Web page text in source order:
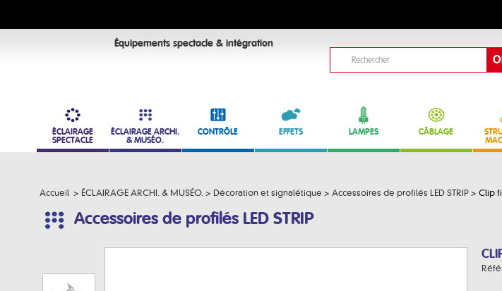
Équipements spectacle & intégration
ÉCLAIRAGE
SPECTACLE
ÉCLAIRAGE ARCHI.
& MUSÉO.
CONTRÔLE EFFETS LAMPES CÂBLAGE
Accueil > ÉCLAIRAGE ARCHI. & MUSÉO. > Décoration et signalétique > Accessoires de profilés LED STRIP > Clip
Accessoires de profilés LED STRIP